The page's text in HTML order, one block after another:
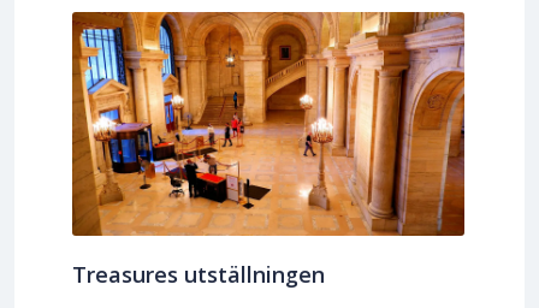
Treasures utställningen